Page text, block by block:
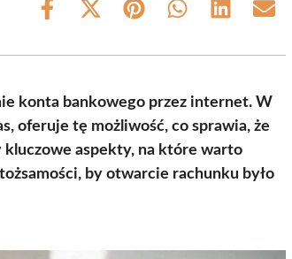
Share
Share
(Twitter)
Share Share Share Share
konta bankowego przez internet. W
oferuje tę możliwość, co sprawia, że
aspekty, na które warto
by otwarcie rachunku było